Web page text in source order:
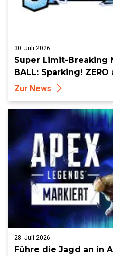
30. Juli 2026
Super Limit-Breaking
BALL: Sparking!
Zur News
28. Juli 2026
Führe die Jagd an in